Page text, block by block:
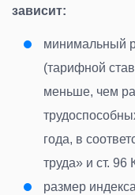
зависит:
минимальный
(тарифной
меньше, чем
года, в
труда» и ст. 96
размер